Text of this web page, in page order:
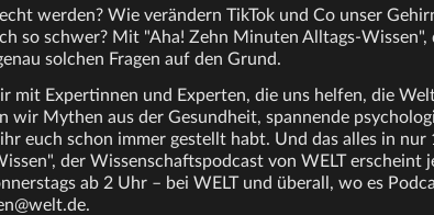
werden? Wie verändern TikTok und Co unser
so schwer? Mit "Aha! Zehn Minuten Alltags-Wissen",
solchen Fragen auf den Grund.
mit Expertinnen und Experten, die uns helfen, die
wir Mythen aus der Gesundheit, spannende
euch schon immer gestellt habt. Und das alles in nur
der Wissenschaftspodcast von WELT erscheint
ab 2 Uhr – bei WELT und überall, wo es